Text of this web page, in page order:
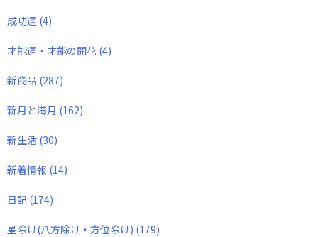
成功運 (4)
才能運・才能の開花 (4)
新商品 (287)
新月と満月 (162)
新生活 (30)
新着情報 (14)
日記 (174)
星除け(八方除け・方位除け) (179)